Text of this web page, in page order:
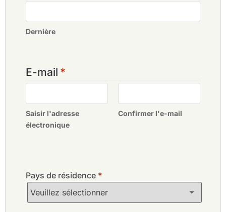
Dernière
E-mail *
Saisir l'adresse
électronique
Confirmer l'e-mail
Pays de résidence *